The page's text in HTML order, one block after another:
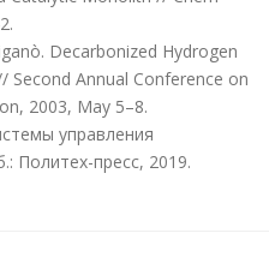
Decarbonized Hydrogen
Second Annual Conference on
2003, May 5–8.
управления
Политех-пресс, 2019.